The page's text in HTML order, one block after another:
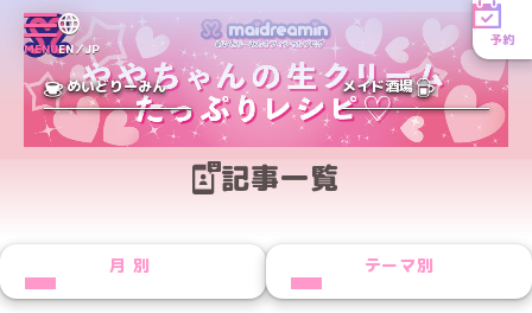
MENUEN／JP
予約
めいどりーみん メイド酒場
記事一覧
月別 テーマ別